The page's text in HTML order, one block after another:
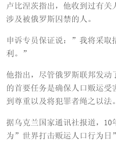
卢比涅茨指出，他收到过有
涉及被俄罗斯囚禁的人。
申诉专员保证说：”我将采取
利。”
他指出，尽管俄罗斯联邦发动
的首要任务是确保人口贩运受
到尊重以及将犯罪者绳之以法。
据乌克兰国家通讯社报道，10
为”世界打击贩运人口行为日